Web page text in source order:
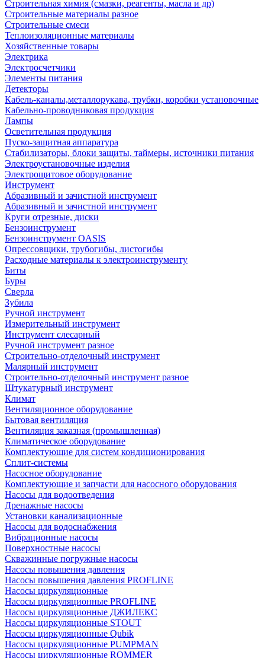
Строительная химия (смазки, реагенты, масла и др)
Строительные материалы разное
Строительные смеси
Теплоизоляционные материалы
Хозяйственные товары
Электрика
Электросчетчики
Элементы питания
Детекторы
Кабель-каналы,металлорукава, трубки, коробки установочные
Кабельно-проводниковая продукция
Лампы
Осветительная продукция
Пуско-защитная аппаратура
Стабилизаторы, блоки защиты, таймеры, источники питания
Электроустановочные изделия
Электрощитовое оборудование
Инструмент
Абразивный и зачистной инструмент
Абразивный и зачистной инструмент
Круги отрезные, диски
Бензоинструмент
Бензоинструмент OASIS
Опрессовщики, трубогибы, листогибы
Расходные материалы к электроинструменту
Биты
Буры
Сверла
Зубила
Ручной инструмент
Измерительный инструмент
Инструмент слесарный
Ручной инструмент разное
Строительно-отделочный инструмент
Малярный инструмент
Строительно-отделочный инструмент разное
Штукатурный инструмент
Климат
Вентиляционное оборудование
Бытовая вентиляция
Вентиляция заказная (промышленная)
Климатическое оборудование
Комплектующие для систем кондиционирования
Сплит-системы
Насосное оборудование
Комплектующие и запчасти для насосного оборудования
Насосы для водоотведения
Дренажные насосы
Установки канализационные
Насосы для водоснабжения
Вибрационные насосы
Поверхностные насосы
Скважинные погружные насосы
Насосы повышения давления
Насосы повышения давления PROFLINE
Насосы циркуляционные
Насосы циркуляционные PROFLINE
Насосы циркуляционные ДЖИЛЕКС
Насосы циркуляционные STOUT
Насосы циркуляционные Qubik
Насосы циркуляционные PUMPMAN
Насосы циркуляционные ROMMER